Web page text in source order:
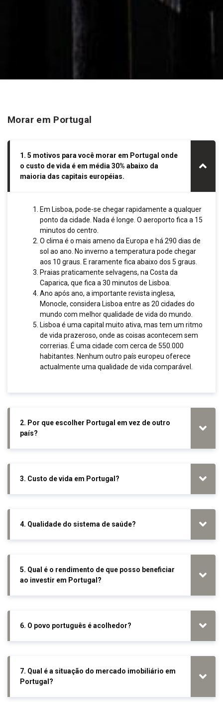
Morar em Portugal
1. 5 motivos para você morar em Portugal onde
o custo de vida é em média 30% abaixo da
maioria das capitais européias.
Em Lisboa, pode-se chegar rapidamente a qualquer
ponto da cidade. Nada é longe. O aeroporto fica a 15
minutos do centro.
O clima é o mais ameno da Europa e há 290 dias de
sol ao ano. No inverno a temperatura pode chegar
aos 10 graus. E raramente fica abaixo dos 5 graus.
Praias praticamente selvagens, na Costa da
Caparica, que fica a 30 minutos de Lisboa.
Ano após ano, a importante revista inglesa,
Monocle, considera Lisboa entre as 20 cidades do
mundo com melhor qualidade de vida do mundo.
Lisboa é uma capital muito ativa, mas tem um ritmo
de vida prazeroso, onde as coisas acontecem sem
correrias. É uma cidade com cerca de 550.000
habitantes. Nenhum outro país europeu oferece
actualmente uma qualidade de vida comparável.
2. Por que escolher Portugal em vez de outro
país?
3. Custo de vida em Portugal?
4. Qualidade do sistema de saúde?
5. Qual é o rendimento de que posso beneficiar
ao investir em Portugal?
6. O povo português é acolhedor?
7. Qual é a situação do mercado imobiliário em
Portugal?